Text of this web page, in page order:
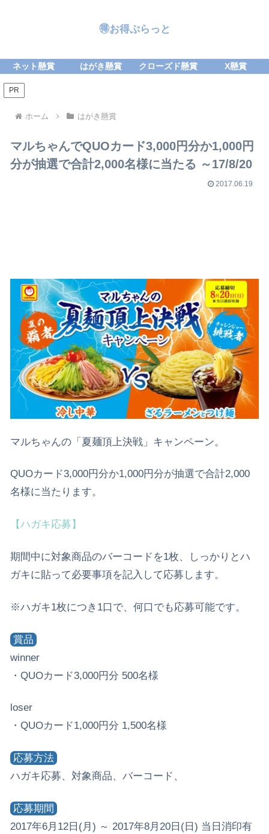
🉐お得ぷらっと
ネット懸賞 はがき懸賞 クローズド懸賞 X懸賞
PR
ホーム はがき懸賞
マルちゃんでQUOカード3,000円分か1,000円
分が抽選で合計2,000名様に当たる ～17/8/20
2017.06.19
マルちゃんの「夏麺頂上決戦」キャンペーン。
QUOカード3,000円分か1,000円分が抽選で合計2,000
名様に当たります。
【ハガキ応募】
期間中に対象商品のバーコードを1枚、しっかりとハ
ガキに貼って必要事項を記入して応募します。
※ハガキ1枚につき1口で、何口でも応募可能です。
賞品
winner
・QUOカード3,000円分 500名様
loser
・QUOカード1,000円分 1,500名様
応募方法
ハガキ応募、対象商品、バーコード、
応募期間
2017年6月12日(月) ～ 2017年8月20日(日) 当日消印有